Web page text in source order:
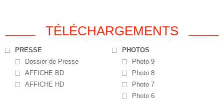
TÉLÉCHARGEMENTS
PRESSE
Dossier de Presse
AFFICHE BD
AFFICHE HD
PHOTOS
Photo 9
Photo 8
Photo 7
Photo 6